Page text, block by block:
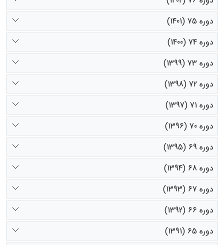
دوره 75 (1401)
دوره 74 (1400)
دوره 73 (1399)
دوره 72 (1398)
دوره 71 (1397)
دوره 70 (1396)
دوره 69 (1395)
دوره 68 (1394)
دوره 67 (1393)
دوره 66 (1392)
دوره 65 (1391)